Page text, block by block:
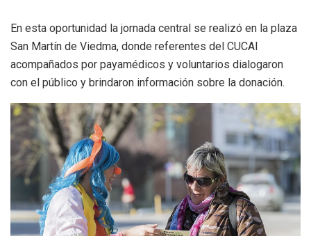
En esta oportunidad la jornada central se realizó en la plaza
San Martín de Viedma, donde referentes del CUCAI
acompañados por payamédicos y voluntarios dialogaron
con el público y brindaron información sobre la donación.